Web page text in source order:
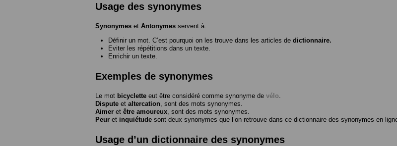
Usage des synonymes
Synonymes et Antonymes servent à:
Définir un mot. C’est pourquoi on les trouve dans les articles de dictionnaire.
Eviter les répétitions dans un texte.
Enrichir un texte.
Exemples de synonymes
Le mot bicyclette eut être considéré comme synonyme de vélo
Dispute et altercation , sont des mots synonymes.
Aimer et être amoureux , sont des mots synonymes.
Peur et inquiétude sont deux synonymes que l’on retrouve dans ce dictionnaire des synonymes en
Usage d’un dictionnaire des synonymes